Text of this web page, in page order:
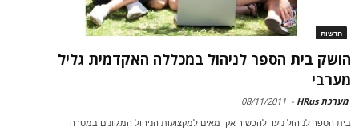
חדשות
הושק בית הספר לניהול במכללה האקדמית גליל
מערבי
מערכת HRus -
08/11/2011
בית הספר לניהול נועד להכשיר אקדמאים למקצועות הניהול המגוונים במטרה